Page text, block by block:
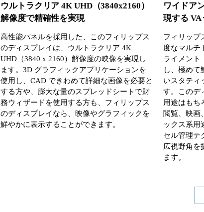
ウルトラクリア 4K UHD（3840x2160）
解像度で精確性を実現
高性能パネルを採用した、このフィリップス
のディスプレイは、ウルトラクリア 4K
UHD（3840 x 2160）解像度の映像を実現し
ます。3D グラフィックアプリケーションを
使用し、CAD できわめて詳細な画像を必要と
する方や、膨大な量のスプレッドシートで財
務ウィザードを使用する方も、フィリップス
のディスプレイなら、映像やグラフィックを
鮮やかに表示することができます。
ワイドア
現する VA
フィリップ
度なマルチ
ライメント
し、極めて
いスタティ
す。このデ
用途はもち
閲覧、映画
ックス系用
セル管理テ
広視野角を
ます。